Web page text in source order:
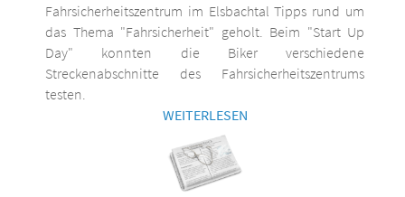
Fahrsicherheitszentrum im Elsbachtal Tipps rund um
das Thema "Fahrsicherheit" geholt. Beim "Start Up
Day" konnten die Biker verschiedene
Streckenabschnitte des Fahrsicherheitszentrums
testen.
WEITERLESEN